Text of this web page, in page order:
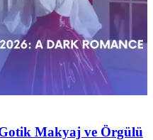
Makyaj ve Örgülü